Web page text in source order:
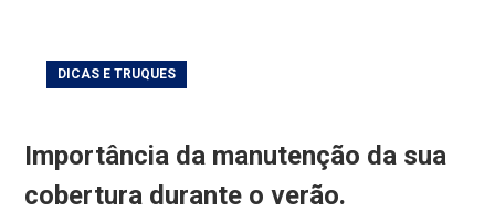
DICAS E TRUQUES
Importância da manutenção da sua
cobertura durante o verão.